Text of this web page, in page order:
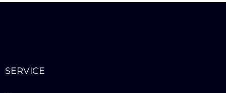
SERVICE